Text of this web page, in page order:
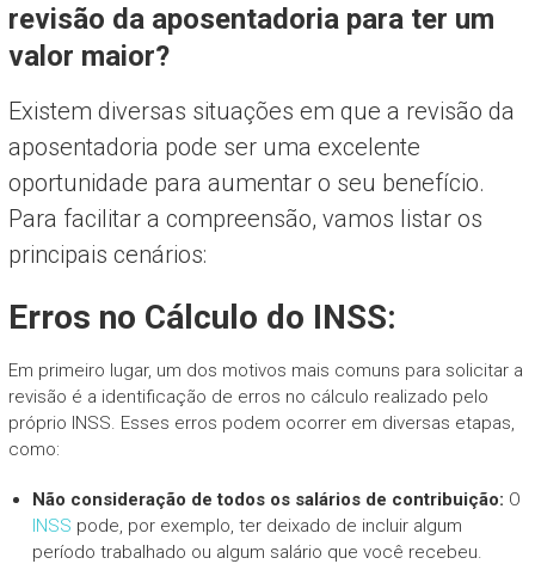
revisão da aposentadoria para ter um
valor maior?
Existem diversas situações em que a revisão da
aposentadoria pode ser uma excelente
oportunidade para aumentar o seu benefício.
Para facilitar a compreensão, vamos listar os
principais cenários:
Erros no Cálculo do INSS:
Em primeiro lugar, um dos motivos mais comuns para solicitar a
revisão é a identificação de erros no cálculo realizado pelo
próprio INSS. Esses erros podem ocorrer em diversas etapas,
como:
Não consideração de todos os salários de contribuição: O
INSS pode, por exemplo, ter deixado de incluir algum
período trabalhado ou algum salário que você recebeu.